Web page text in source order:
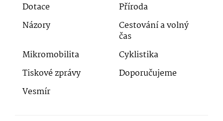
Dotace
Příroda
Názory
Cestování a volný
čas
Mikromobilita
Cyklistika
Tiskové zprávy
Doporučujeme
Vesmír